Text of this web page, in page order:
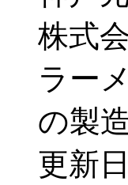
株式
ラー
の製
更新